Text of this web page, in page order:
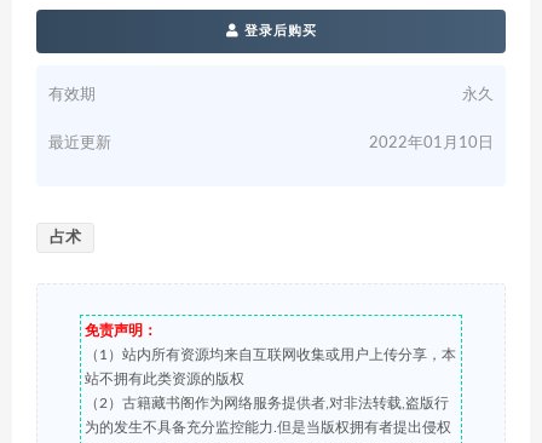
登录后购买
有效期 永久
最近更新 2022年01月10日
占术
免责声明：
（1）站内所有资源均来自互联网收集或用户上传分享，本
站不拥有此类资源的版权
（2）古籍藏书阁作为网络服务提供者,对非法转载,盗版行
为的发生不具备充分监控能力.但是当版权拥有者提出侵权